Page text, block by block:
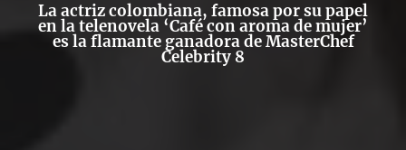
La actriz colombiana, famosa por su papel
en la telenovela ‘Café con aroma de mujer’
es la flamante ganadora de MasterChef
Celebrity 8